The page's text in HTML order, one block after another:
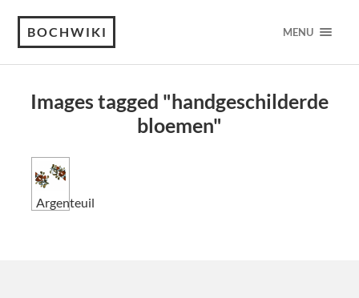
BOCHWIKI MENU
Images tagged "handgeschilderde
bloemen"
Argenteuil